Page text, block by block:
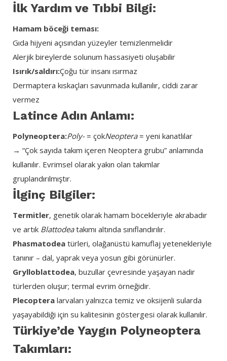
İlk Yardım ve Tıbbi Bilgi:
Hamam böceği teması:
Gıda hijyeni açısından yüzeyler temizlenmelidir
Alerjik bireylerde solunum hassasiyeti oluşabilir
Isırık/saldırı:Çoğu tür insanı ısırmaz
Dermaptera kıskaçları savunmada kullanılır, ciddi zarar
vermez
Latince Adın Anlamı:
Polyneoptera:Poly-= çokNeoptera= yeni kanatlılar
→ “Çok sayıda takım içeren Neoptera grubu” anlamında
kullanılır. Evrimsel olarak yakın olan takımlar
gruplandırılmıştır.
İlginç Bilgiler:
Termitler, genetik olarak hamam böcekleriyle akrabadır
ve artık Blattodeatakımı altında sınıflandırılır.
Phasmatodea türleri, olağanüstü kamuflaj yetenekleriyle
tanınır – dal, yaprak veya yosun gibi görünürler.
Grylloblattodea, buzullar çevresinde yaşayan nadir
türlerden oluşur; termal evrim örneğidir.
Plecoptera larvaları yalnızca temiz ve oksijenli sularda
yaşayabildiği için su kalitesinin göstergesi olarak kullanılır.
Türkiye’de Yaygın Polyneoptera
Takımları: